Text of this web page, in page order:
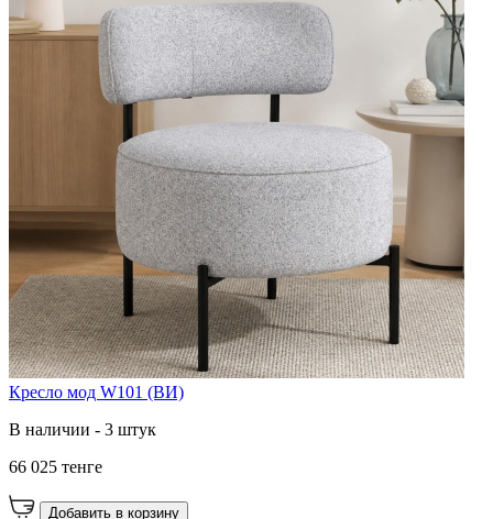
Кресло мод W101 (ВИ)
В наличии - 3 штук
66 025 тенге
Добавить в корзину